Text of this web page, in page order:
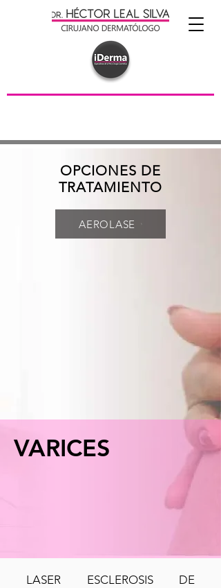
OPCIONES DE
TRATAMIENTO
AEROLASE
VARICES
LASER ESCLEROSIS DE